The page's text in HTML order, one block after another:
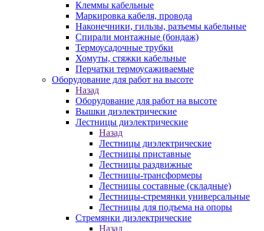
Клеммы кабельные
Маркировка кабеля, провода
Наконечники, гильзы, разъемы кабельные
Спирали монтажные (бондаж)
Термоусадочные трубки
Хомуты, стяжки кабельные
Перчатки термоусаживаемые
Оборудование для работ на высоте
Назад
Оборудование для работ на высоте
Вышки диэлектрические
Лестницы диэлектрические
Назад
Лестницы диэлектрические
Лестницы приставные
Лестницы раздвижные
Лестницы-трансформеры
Лестницы составные (складные)
Лестницы-стремянки универсальные
Лестницы для подъема на опоры
Стремянки диэлектрические
Назад